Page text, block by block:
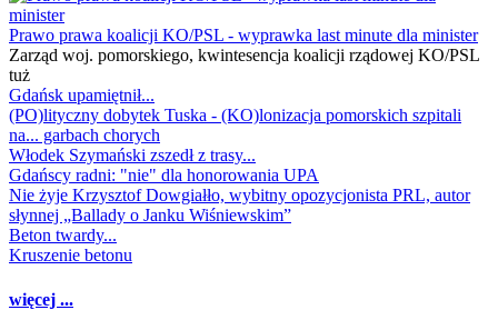
Prawo prawa koalicji KO/PSL - wyprawka last minute dla minister
Zarząd woj. pomorskiego, kwintesencja koalicji rządowej KO/PSL
tuż
Gdańsk upamiętnił...
(PO)lityczny dobytek Tuska - (KO)lonizacja pomorskich szpitali
na... garbach chorych
Włodek Szymański zszedł z trasy...
Gdańscy radni: "nie" dla honorowania UPA
Nie żyje Krzysztof Dowgiałło, wybitny opozycjonista PRL, autor
słynnej „Ballady o Janku Wiśniewskim”
Beton twardy...
Kruszenie betonu
więcej ...